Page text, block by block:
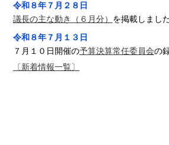
令和８年７月２８日
議長の主な動き（６月分） を掲載しまし
令和８年７月１３日
７月１０日開催の予算決算常任委員会の
〔新着情報一覧〕